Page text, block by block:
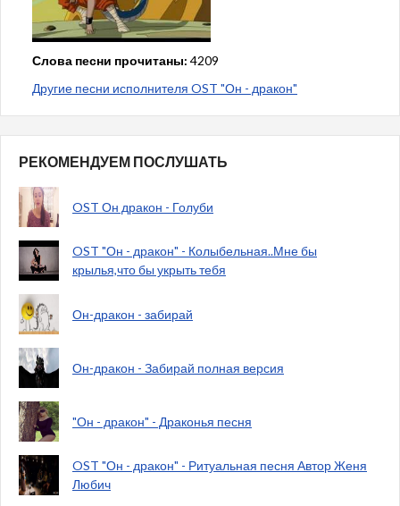
Слова песни прочитаны: 4209
Другие песни исполнителя OST "Он - дракон"
РЕКОМЕНДУЕМ ПОСЛУШАТЬ
OST Он дракон - Голуби
OST "Он - дракон" - Колыбельная..Мне бы
крылья,что бы укрыть тебя
Он-дракон - забирай
Он-дракон - Забирай полная версия
"Он - дракон" - Драконья песня
OST "Он - дракон" - Ритуальная песня Автор Женя
Любич